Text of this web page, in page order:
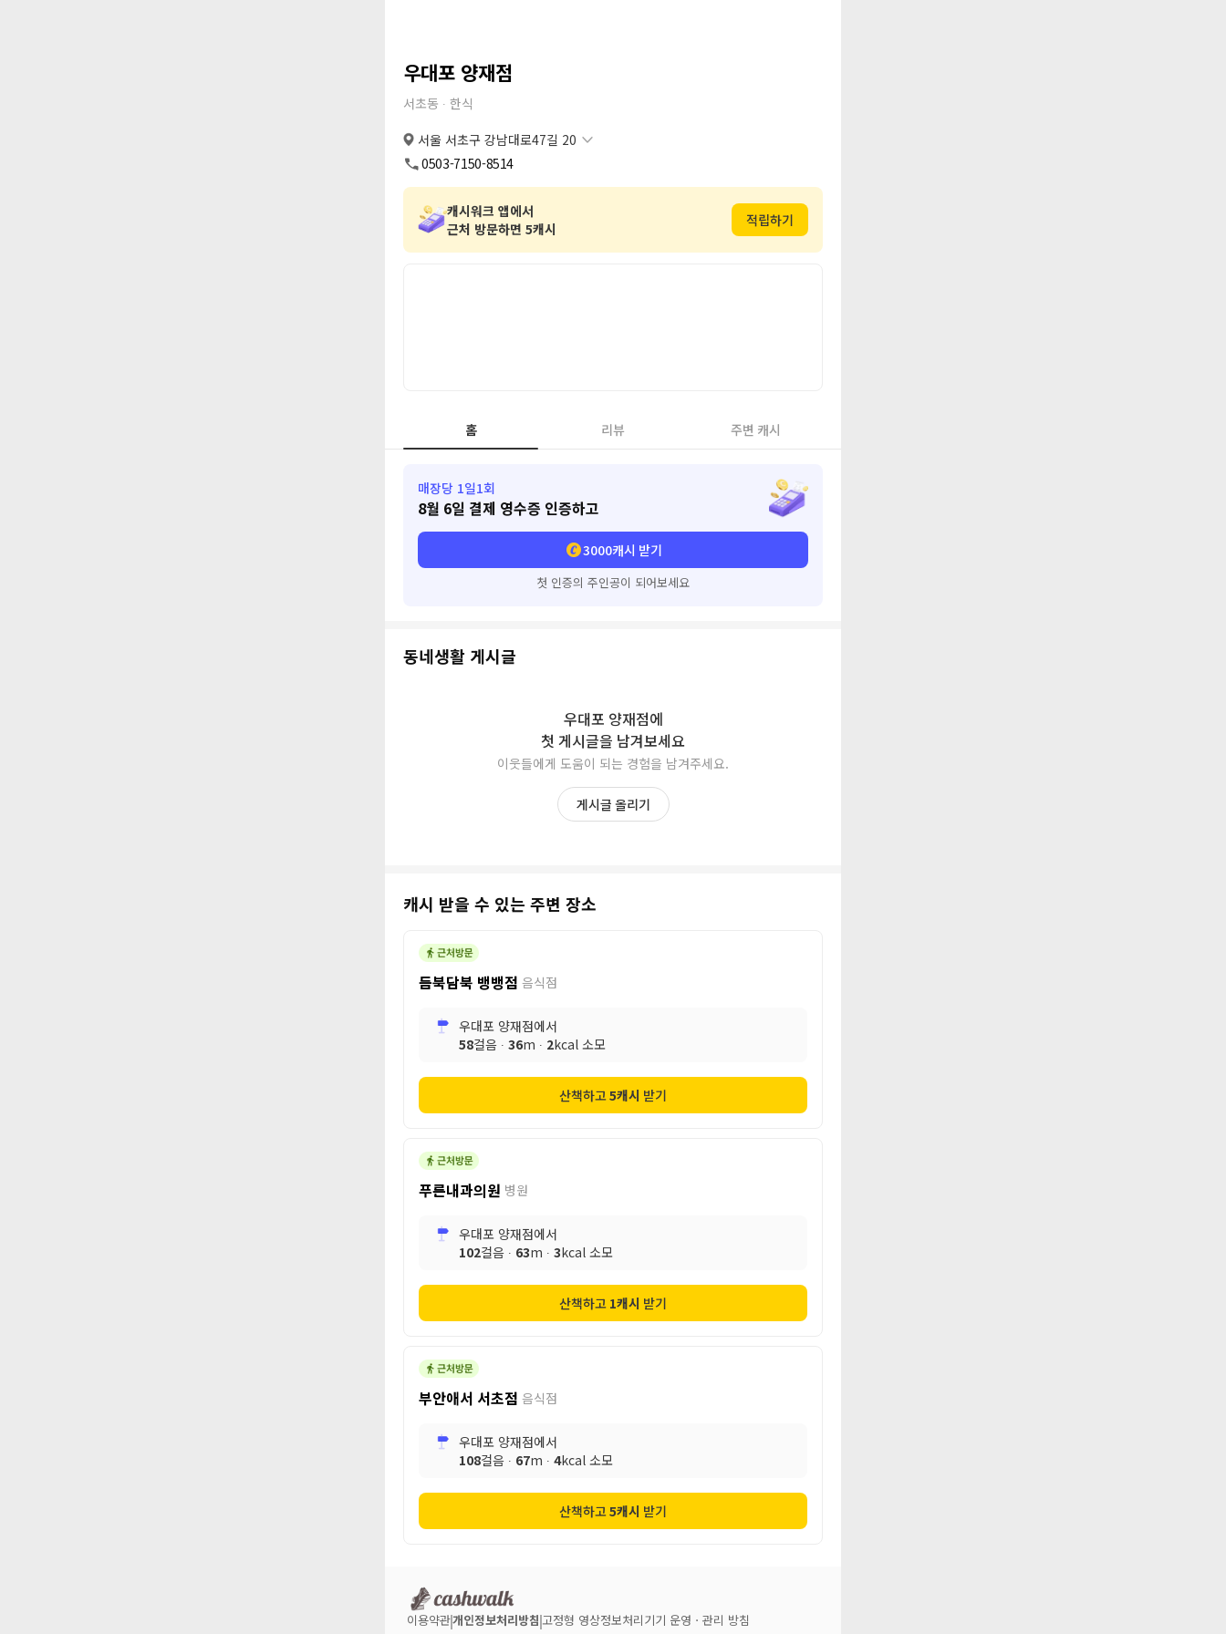
우대포 양재점
서초동 ∙ 한식
서울 서초구 강남대로47길 20
도로명 서울 서초구 강남대로47길 20
0503-7150-8514
캐시워크 앱에서
근처 방문하면 5캐시
적립하기
홈 리뷰 주변 캐시
매장당 1일1회
8월 6일 결제 영수증 인증하고
3000캐시 받기
첫 인증의 주인공이 되어보세요
동네생활 게시글
우대포 양재점에
첫 게시글을 남겨보세요
이웃들에게 도움이 되는 경험을 남겨주세요.
게시글 올리기
캐시 받을 수 있는 주변 장소
듬북담북 뱅뱅점 음식점
우대포 양재점에서
58걸음 ∙ 36m ∙ 2kcal 소모
산책하고5캐시 받기
푸른내과의원 병원
우대포 양재점에서
102걸음 ∙ 63m ∙ 3kcal 소모
산책하고 1캐시 받기
부안애서 서초점 음식점
우대포 양재점에서
108걸음 ∙ 67m ∙ 4kcal 소모
산책하고5캐시 받기
이용약관개인정보처리방침 고정형 영상정보처리기기 운영ㆍ관리 방침